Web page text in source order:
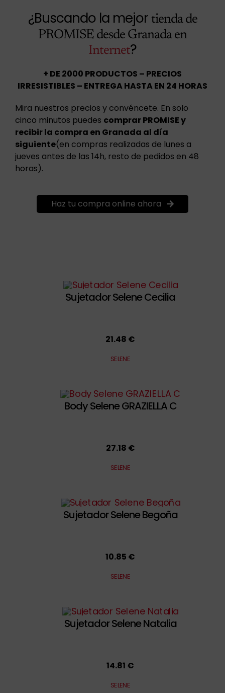
¿Buscando la mejor tienda de
PROMISE desde Granada en
Internet?
+ DE 2000 PRODUCTOS – PRECIOS
IRRESISTIBLES – ENTREGA HASTA EN 24 HORAS
Mira nuestros precios y convéncete. En solo
cinco minutos puedes comprar PROMISE y
recibir la compra en Granada al día
siguiente(en compras realizadas de lunes a
jueves antes de las 14h, resto de pedidos en 48
horas).
Haz tu compra online ahora
Sujetador Selene Cecilia
21.48 €
SELENE
Body Selene GRAZIELLA C
27.18 €
SELENE
Sujetador Selene Begoña
10.85 €
SELENE
Sujetador Selene Natalia
14.81 €
SELENE